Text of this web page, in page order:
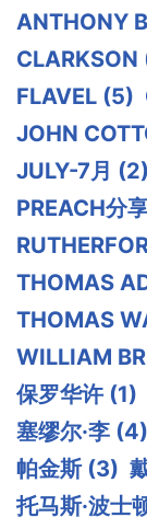
ANTHONY
CLARKSON
FLAVEL (5)
JOHN
JULY-7月 (2)
PREACH分
THOMAS
THOMAS
WILLIAM
保罗华许 (1)
塞缪尔·李 (4)
帕金斯 (3)
托马斯·波士